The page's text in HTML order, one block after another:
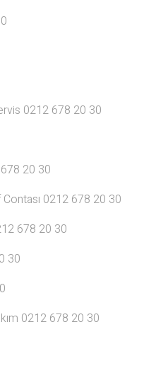
0212 678 20 30
20 30
0212 678 20 30
678 20 30
30
0212 678 20 30